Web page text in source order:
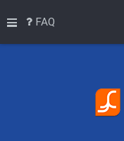
Raccourcis
FAQ